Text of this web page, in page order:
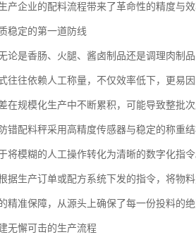
产企业的配料流程带来了革命性的精度与效
稳定的第一道防线
论是香肠、火腿、酱卤制品还是调理肉制
往往依赖人工称量，不仅效率低下，更易
在规模化生产中不断累积，可能导致整批
错配料秤采用高精度传感器与稳定的称重
将模糊的人工操作转化为清晰的数字化指令
据生产订单或配方系统下发的指令，将物
精准保障，从源头上确保了每一份投料的
无懈可击的生产流程